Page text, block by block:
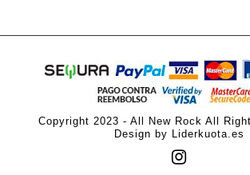
Copyright 2023 - All New Rock All
Design by Liderkuota.es